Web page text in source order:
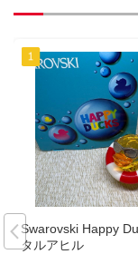
Swarovski Happy
タルアヒル